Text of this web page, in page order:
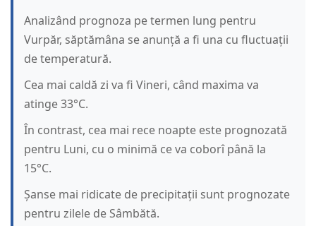
Analizând prognoza pe termen lung pentru
Vurpăr, săptămâna se anunță a fi una cu fluctuații
de temperatură.
Cea mai caldă zi va fi Vineri, când maxima va
atinge 33°C.
În contrast, cea mai rece noapte este prognozată
pentru Luni, cu o minimă ce va coborî până la
15°C.
Șanse mai ridicate de precipitații sunt prognozate
pentru zilele de Sâmbătă.